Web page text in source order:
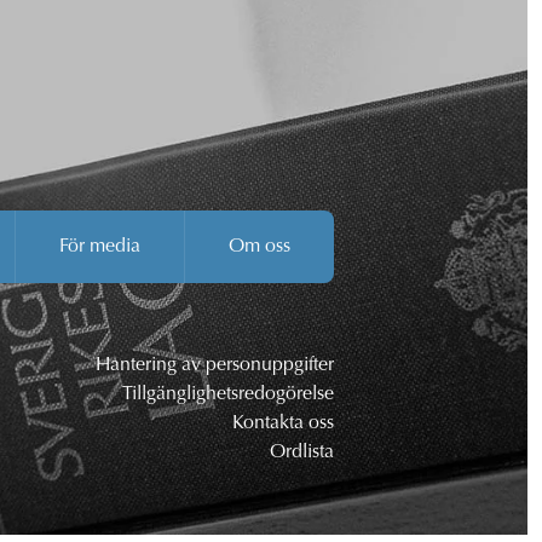
För media Om oss
Hantering av personuppgifter
Tillgänglighetsredogörelse
Kontakta oss
Ordlista